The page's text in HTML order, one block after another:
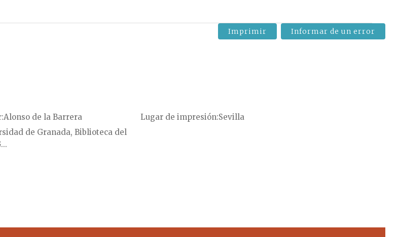
Imprimir Informar de un error
Alonso de la Barrera Lugar de impresión Sevilla
de Granada, Biblioteca del